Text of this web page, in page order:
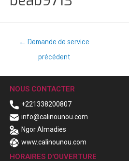
← Demande de service
précédent
NOUS CONTACTER
+221338200807
info@calinounou.com
Ngor Almadies
www.calinounou.com
HORAIRES D'OUVERTURE